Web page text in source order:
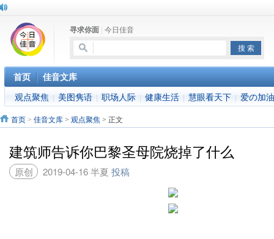
寻求你面 今日佳音
首页
佳音文库
观点聚焦 | 美图隽语 | 职场人际 | 健康生活 | 慧眼看天下 | 爱の加
首页 > 佳音文库 > 观点聚焦 > 正文
建筑师告诉你巴黎圣母院烧掉了什么
原创 2019-04-16半夏 投稿